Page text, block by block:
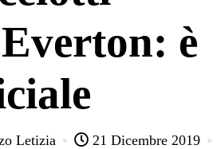
è
Letizia
21 Dicembre 2019